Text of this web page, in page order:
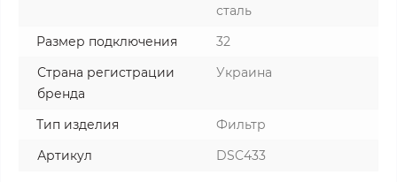
сталь
Размер подключения
32
Страна регистрации
бренда
Украина
Тип изделия
Фильтр
Артикул
DSC433